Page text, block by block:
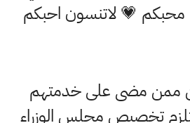
محبكم 💗 لاتنسون احبكم
ممن مضى على خدمتهم
تخصيص مجلس الوزراء